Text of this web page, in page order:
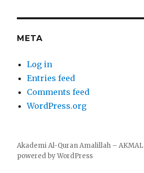
META
Log in
Entries feed
Comments feed
WordPress.org
Akademi Al-Quran Amalillah – AKMAL
powered by WordPress